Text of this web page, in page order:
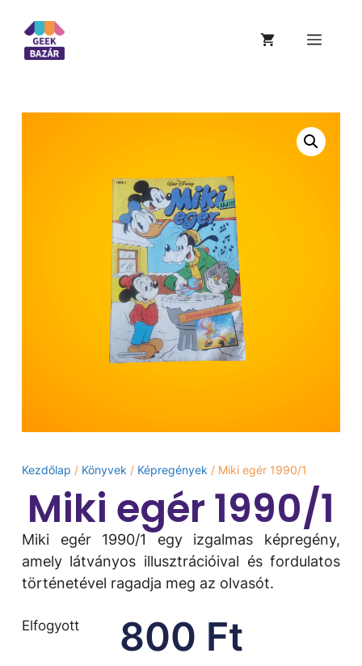
Kezdőlap / Könyvek / Képregények / Miki egér 1990/1
Miki egér 1990/1
Miki egér 1990/1 egy izgalmas képregény,
amely látványos illusztrációival és fordulatos
történetével ragadja meg az olvasót.
800 Ft
Elfogyott